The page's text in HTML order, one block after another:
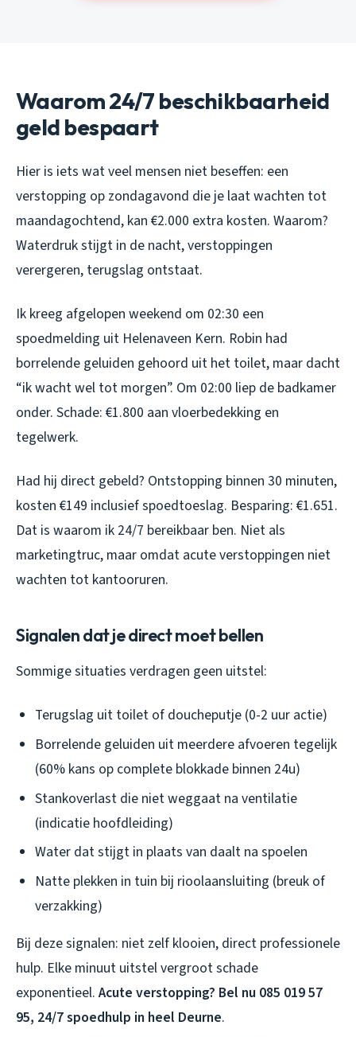
Waarom 24/7 beschikbaarheid
geld bespaart
Hier is iets wat veel mensen niet beseffen: een
verstopping op zondagavond die je laat wachten tot
maandagochtend, kan €2.000 extra kosten. Waarom?
Waterdruk stijgt in de nacht, verstoppingen
verergeren, terugslag ontstaat.
Ik kreeg afgelopen weekend om 02:30 een
spoedmelding uit Helenaveen Kern. Robin had
borrelende geluiden gehoord uit het toilet, maar dacht
“ik wacht wel tot morgen”. Om 02:00 liep de badkamer
onder. Schade: €1.800 aan vloerbedekking en
tegelwerk.
Had hij direct gebeld? Ontstopping binnen 30 minuten,
kosten €149 inclusief spoedtoeslag. Besparing: €1.651.
Dat is waarom ik 24/7 bereikbaar ben. Niet als
marketingtruc, maar omdat acute verstoppingen niet
wachten tot kantooruren.
Signalen dat je direct moet bellen
Sommige situaties verdragen geen uitstel:
Terugslag uit toilet of doucheputje (0-2 uur actie)
Borrelende geluiden uit meerdere afvoeren tegelijk
(60% kans op complete blokkade binnen 24u)
Stankoverlast die niet weggaat na ventilatie
(indicatie hoofdleiding)
Water dat stijgt in plaats van daalt na spoelen
Natte plekken in tuin bij rioolaansluiting (breuk of
verzakking)
Bij deze signalen: niet zelf klooien, direct professionele
hulp. Elke minuut uitstel vergroot schade
exponentieel. Acute verstopping? Bel nu 085 019 57
95, 24/7 spoedhulp in heel Deurne.